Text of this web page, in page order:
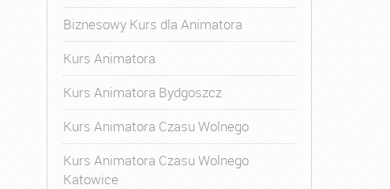
Biznesowy Kurs dla Animatora
Kurs Animatora
Kurs Animatora Bydgoszcz
Kurs Animatora Czasu Wolnego
Kurs Animatora Czasu Wolnego
Katowice